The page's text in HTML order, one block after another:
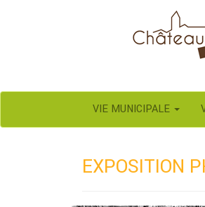
VIE MUNICIPALE
EXPOSITION